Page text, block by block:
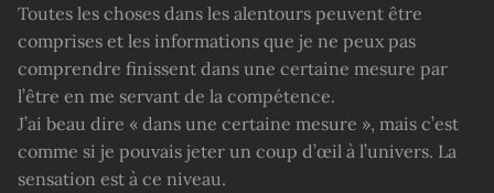
Toutes les choses dans les alentours peuvent être
comprises et les informations que je ne peux pas
comprendre finissent dans une certaine mesure par
l’être en me servant de la compétence.
J’ai beau dire « dans une certaine mesure », mais c’est
comme si je pouvais jeter un coup d’œil à l’univers. La
sensation est à ce niveau.